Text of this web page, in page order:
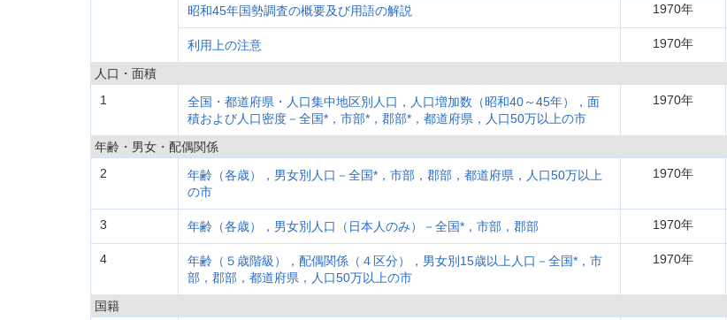
昭和45年国勢調査の概要及び用語の解説 1970年
利用上の注意 1970年
人口・面積
1
全国・都道府県・人口集中地区別人口，人口増加数（昭和40～45年），面
積および人口密度－全国*，市部*，郡部*，都道府県，人口50万以上の市
1970年
年齢・男女・配偶関係
2
年齢（各歳），男女別人口－全国*，市部，郡部，都道府県，人口50万以上
の市
1970年
3 年齢（各歳），男女別人口（日本人のみ）－全国*，市部，郡部 1970年
4
年齢（５歳階級），配偶関係（４区分），男女別15歳以上人口－全国*，市
部，郡部，都道府県，人口50万以上の市
1970年
国籍